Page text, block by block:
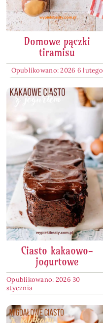
Domowe pączki
tiramisu
Opublikowano: 2026 6 lutego
Ciasto kakaowo-
jogurtowe
Opublikowano: 2026 30
stycznia